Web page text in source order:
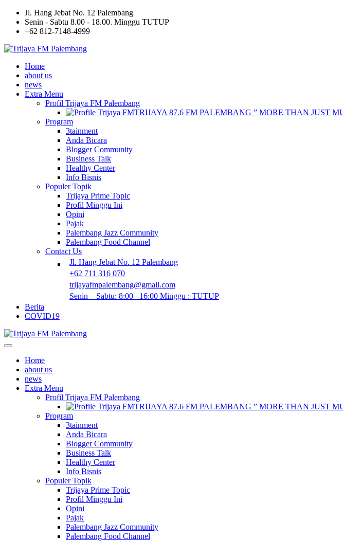
Jl. Hang Jebat No. 12 Palembang
Senin - Sabtu 8.00 - 18.00. Minggu TUTUP
+62 812-7148-4999
Home
about us
news
Extra Menu
Profil Trijaya FM Palembang
TRIJAYA 87.6 FM PALEMBANG ” MORE THAN JUST
Program
3tainment
Anda Bicara
Blogger Community
Business Talk
Healthy Center
Info Bisnis
Populer Topik
Trijaya Prime Topic
Profil Minggu Ini
Opini
Pajak
Palembang Jazz Community
Palembang Food Channel
Contact Us
Jl. Hang Jebat No. 12 Palembang
+62 711 316 070
trijayafmpalembang@gmail.com
Senin – Sabtu: 8:00 –16:00 Minggu : TUTUP
Berita
COVID19
Home
about us
news
Extra Menu
Profil Trijaya FM Palembang
TRIJAYA 87.6 FM PALEMBANG ” MORE THAN JUST
Program
3tainment
Anda Bicara
Blogger Community
Business Talk
Healthy Center
Info Bisnis
Populer Topik
Trijaya Prime Topic
Profil Minggu Ini
Opini
Pajak
Palembang Jazz Community
Palembang Food Channel